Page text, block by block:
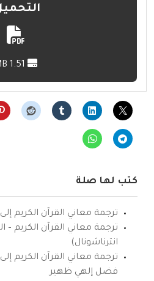
كتب لها صلة
ترجمة معاني القرآن الكريم إلى
ترجمة معاني القرآن الكريم –
انترناشونال)
ترجمة معاني القرآن الكريم
فضل إلهي ظهير